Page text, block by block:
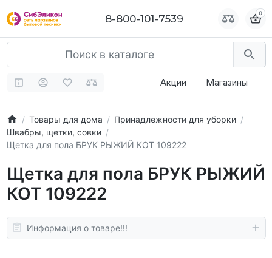
8-800-101-7539 0
Акции Магазины
Товары для дома
Принадлежности для уборки
Швабры, щетки, совки
Щетка для пола БРУК РЫЖИЙ КОТ 109222
Щетка для пола БРУК РЫЖИЙ
КОТ 109222
Информация о товаре!!!
8-800-101-7539 0